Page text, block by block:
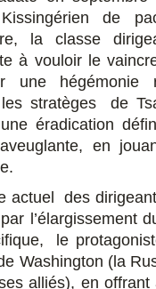
de
la classe
à vouloir le
une
stratèges de
éradication
en
actuel des
l’élargissement
le
Washington (la
alliés), en offrant